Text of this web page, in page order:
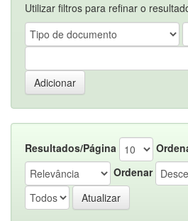
Utilizar filtros para refinar o
Resultados/Página
Ordenar